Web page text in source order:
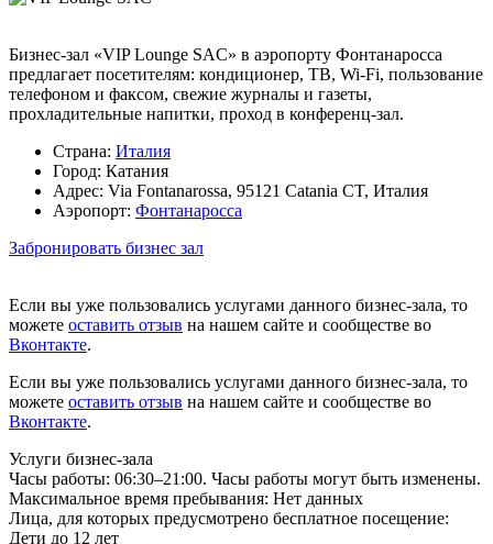
Бизнес-зал «VIP Lounge SAC» в аэропорту Фонтанаросса
предлагает посетителям: кондиционер, ТВ, Wi-Fi, пользование
телефоном и факсом, свежие журналы и газеты,
прохладительные напитки, проход в конференц-зал.
Страна: Италия
Город: Катания
Адрес: Via Fontanarossa, 95121 Catania CT, Италия
Аэропорт: Фонтанаросса
Забронировать бизнес зал
Если вы уже пользовались услугами данного бизнес-зала, то
можете оставить отзыв на нашем сайте и сообществе во
Вконтакте.
Если вы уже пользовались услугами данного бизнес-зала, то
можете оставить отзыв на нашем сайте и сообществе во
Вконтакте.
Услуги бизнес-зала
Часы работы: 06:30–21:00. Часы работы могут быть изменены.
Максимальное время пребывания: Нет данных
Лица, для которых предусмотрено бесплатное посещение:
Дети до 12 лет